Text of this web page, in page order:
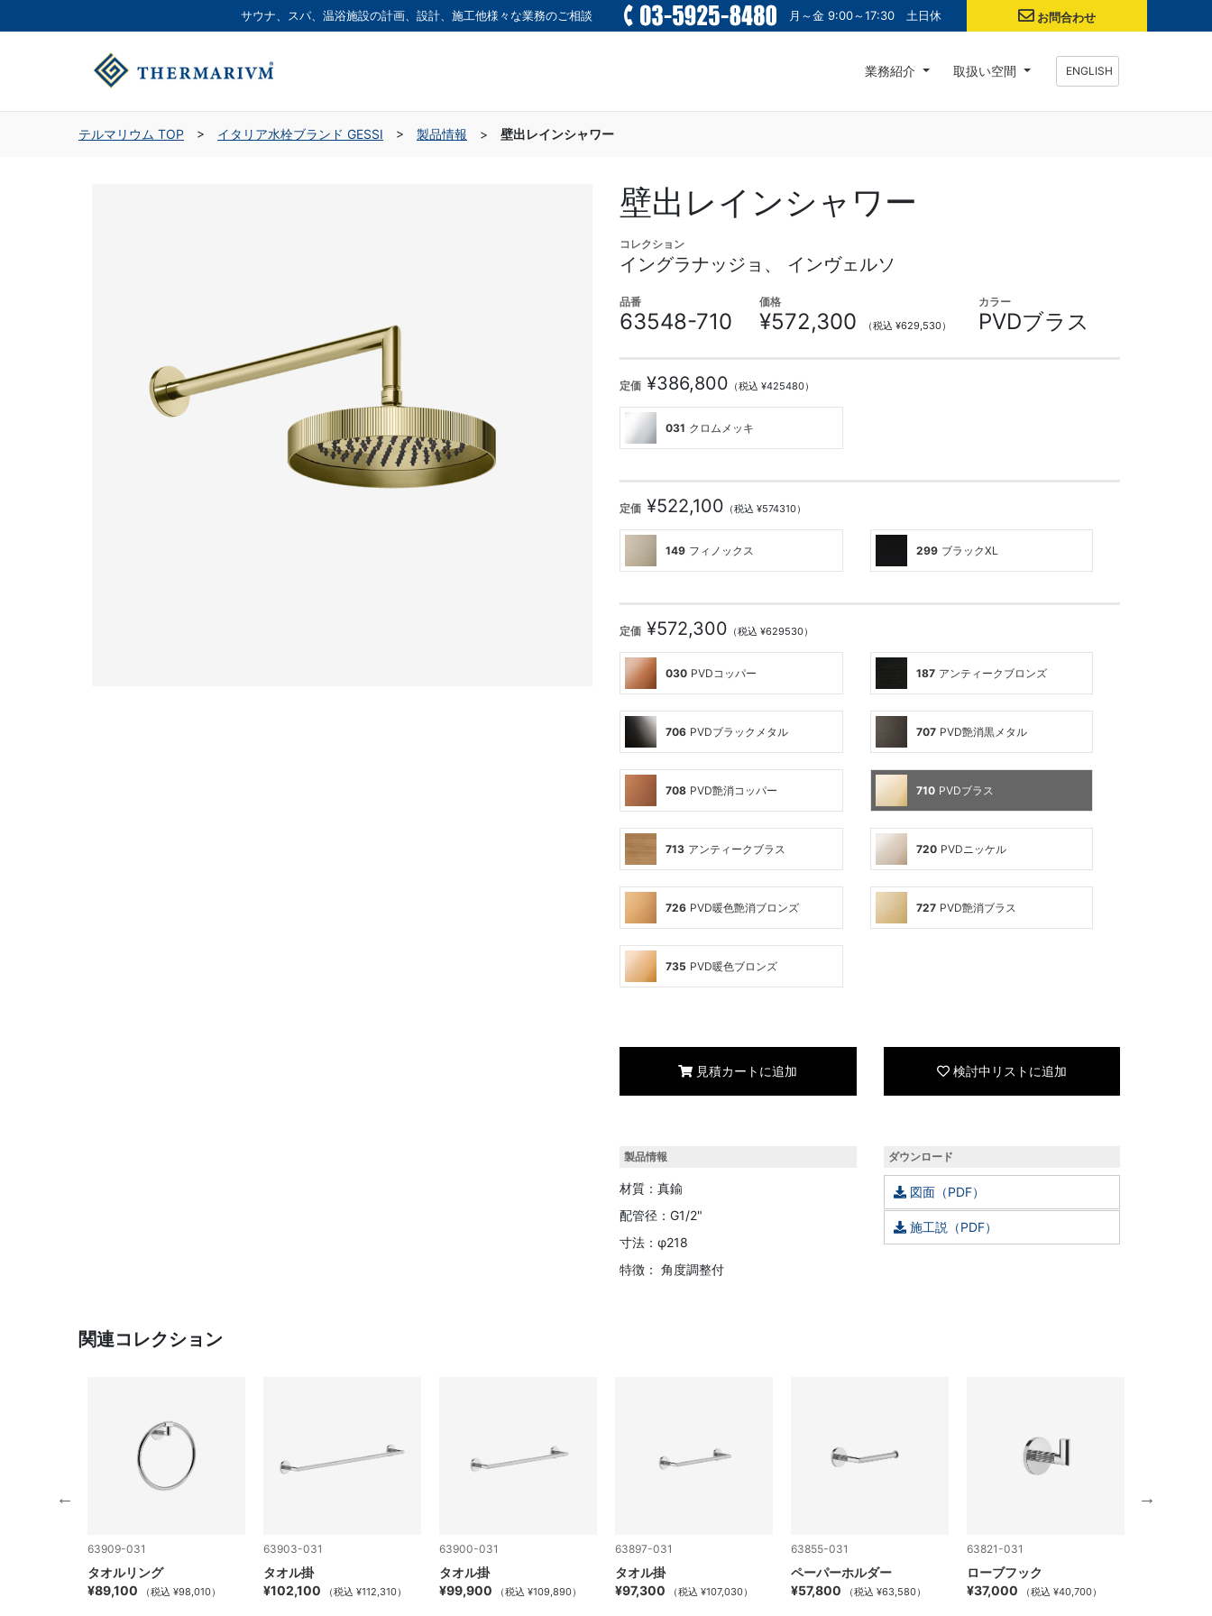
サウナ、スパ、温浴施設の計画、設計、施工他様々な業務のご相談 月～金 9:00～17:30 土日休 お問合わせ
業務紹介 取扱い空間 ENGLISH
テルマリウム TOP > イタリア水栓ブランド GESSI > 製品情報 > 壁出レインシャワー
壁出レインシャワー
コレクション
イングラナッジョ、 インヴェルソ
品番
63548-710
価格
¥572,300 （税込 ¥629,530）
カラー
PVDブラス
定価 ¥386,800 （税込 ¥425480）
031 クロムメッキ
定価 ¥522,100 （税込 ¥574310）
149 フィノックス 299 ブラックXL
定価 ¥572,300 （税込 ¥629530）
030 PVDコッパー 187 アンティークブロンズ
706 PVDブラックメタル 707 PVD艶消黒メタル
708 PVD艶消コッパー 710 PVDブラス
713 アンティークブラス 720 PVDニッケル
726 PVD暖色艶消ブロンズ 727 PVD艶消ブラス
735 PVD暖色ブロンズ
見積カートに追加 検討中リストに追加
製品情報
材質：真鍮
配管径：G1/2"
寸法：φ218
特徴： 角度調整付
ダウンロード
図面（PDF）
施工説（PDF）
関連コレクション
63909-031
タオルリング
¥89,100
（税込 ¥98,010）
63903-031
タオル掛
¥102,100
（税込 ¥112,310）
63900-031
タオル掛
¥99,900
（税込 ¥109,890）
63897-031
タオル掛
¥97,300
（税込 ¥107,030）
63855-031
ペーパーホルダー
¥57,800
（税込 ¥63,580）
63821-031
ローブフック
¥37,000
（税込 ¥40,700）